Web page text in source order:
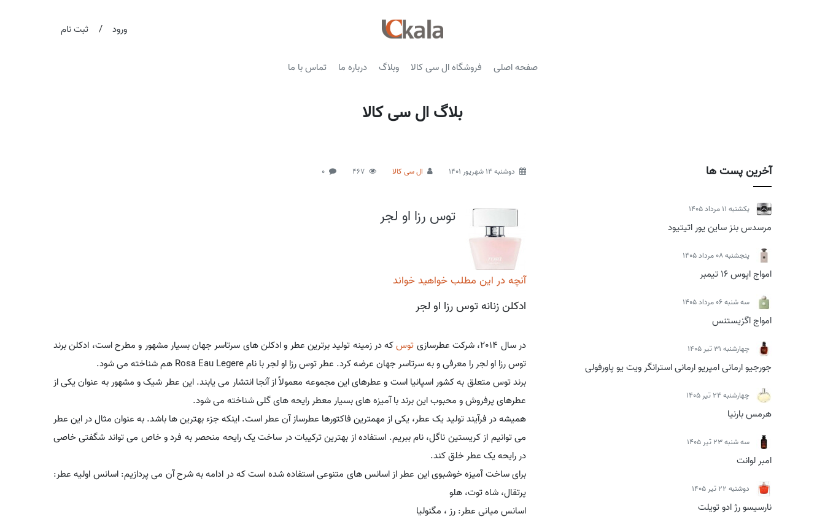
ورود / ثبت نام
صفحه اصلی فروشگاه ال سی کالا وبلاگ درباره ما تماس با ما
بلاگ ال سی کالا
آخرین پست ها
يكشنبه 11 مرداد 1405
مرسدس بنز ساین یور اتیتیود
پنجشنبه 08 مرداد 1405
امواج اپوس 16 تیمبر
سه شنبه 06 مرداد 1405
امواج اگزیستنس
چهارشنبه 31 تیر 1405
جورجیو ارمانی امپریو ارمانی استرانگر ویت یو پاورفولی
چهارشنبه 24 تیر 1405
هرمس بارنیا
سه شنبه 23 تیر 1405
امبر لوانت
دوشنبه 22 تیر 1405
نارسیسو رژ ادو تویلت
دوشنبه 14 شهریور 1401 ال سی کالا 467
0
توس رزا او لجر
آنچه در این مطلب خواهید خواند
ادکلن زنانه توس رزا او لجر
در سال 2014، شرکت عطرسازی توسکه در زمینه تولید برترین عطر و ادکلن های سرتاسر جهان بسیار مشهور و مطرح است، ادکلن برند
توس رزا او لجر را معرفی و به سرتاسر جهان عرضه کرد. عطر توس رزا او لجر با نام Rosa Eau Legere هم شناخته می شود.
برند توس متعلق به کشور اسپانیا است و عطرهای این مجموعه معمولاً از آنجا انتشار می یابند. این عطر شیک و مشهور به عنوان یکی از
عطرهای پرفروش و محبوب این برند با آمیزه های بسیار معطر رایحه های گلی شناخته می شود.
همیشه در فرآیند تولید یک عطر، یکی از مهمترین فاکتورها عطرساز آن عطر است. اینکه جزء بهترین ها باشد. به عنوان مثال در این عطر
می توانیم از کریستین ناگل، نام ببریم. استفاده از بهترین ترکیبات در ساخت یک رایحه منحصر به فرد و خاص می تواند شگفتی خاصی
در رایحه یک عطر خلق کند.
برای ساخت آمیزه خوشبوی این عطر از اسانس های متنوعی استفاده شده است که در ادامه به شرح آن می پردازیم: اسانس اولیه عطر:
پرتقال، شاه توت، هلو
اسانس میانی عطر: رز ، مگنولیا